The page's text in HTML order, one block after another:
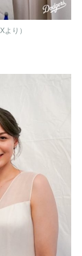
り）